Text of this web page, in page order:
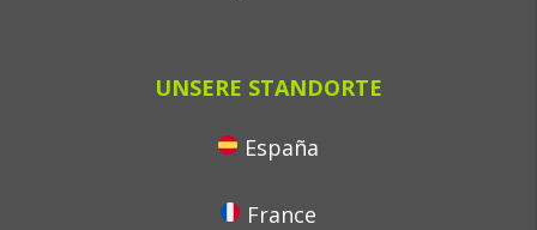
UNSERE STANDORTE
España
France